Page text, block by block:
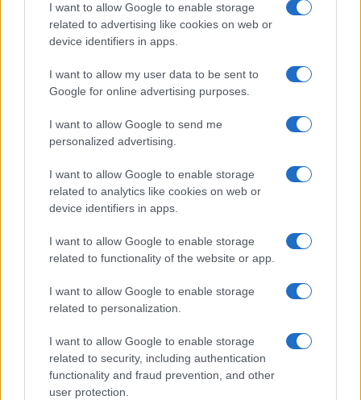
I want to allow Google to enable storage
related to advertising like cookies on web or
device identifiers in apps.
I want to allow my user data to be sent to
Google for online advertising purposes.
I want to allow Google to send me
personalized advertising.
I want to allow Google to enable storage
related to analytics like cookies on web or
device identifiers in apps.
I want to allow Google to enable storage
related to functionality of the website or app.
I want to allow Google to enable storage
related to personalization.
I want to allow Google to enable storage
related to security, including authentication
functionality and fraud prevention, and other
user protection.
Facebook
Cookie Policy
Syndication
Globalist
Globalscience
Globalsport
Culture
Salute
Megachip
GiULia
Prima Pagina
Giornale dello
Spettacolo
Wondernet
Giuliana Sgrena